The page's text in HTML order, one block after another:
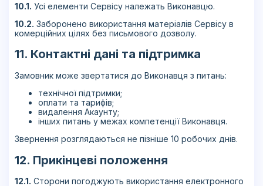
10.1. Усі елементи Сервісу належать Виконавцю.
10.2. Заборонено використання матеріалів Сервісу в
комерційних цілях без письмового дозволу.
11. Контактні дані та підтримка
Замовник може звертатися до Виконавця з питань:
технічної підтримки;
оплати та тарифів;
видалення Акаунту;
інших питань у межах компетенції Виконавця.
Звернення розглядаються не пізніше 10 робочих днів.
12. Прикінцеві положення
12.1. Сторони погоджують використання електронного